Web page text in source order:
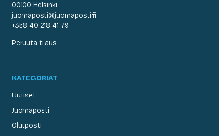
00100 Helsinki
juomaposti@juomaposti.fi
+358 40 218 41 79
Peruuta tilaus
KATEGORIAT
Uutiset
Juomaposti
Olutposti